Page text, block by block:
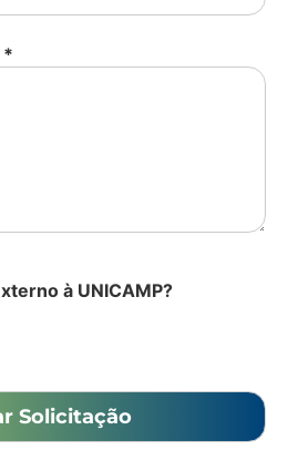
*
à UNICAMP?